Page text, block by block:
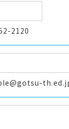
2120